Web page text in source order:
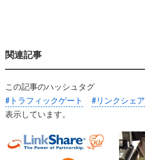
関連記事
この記事のハッシュタグ
#トラフィックゲート
#リンクシェア
表示しています。